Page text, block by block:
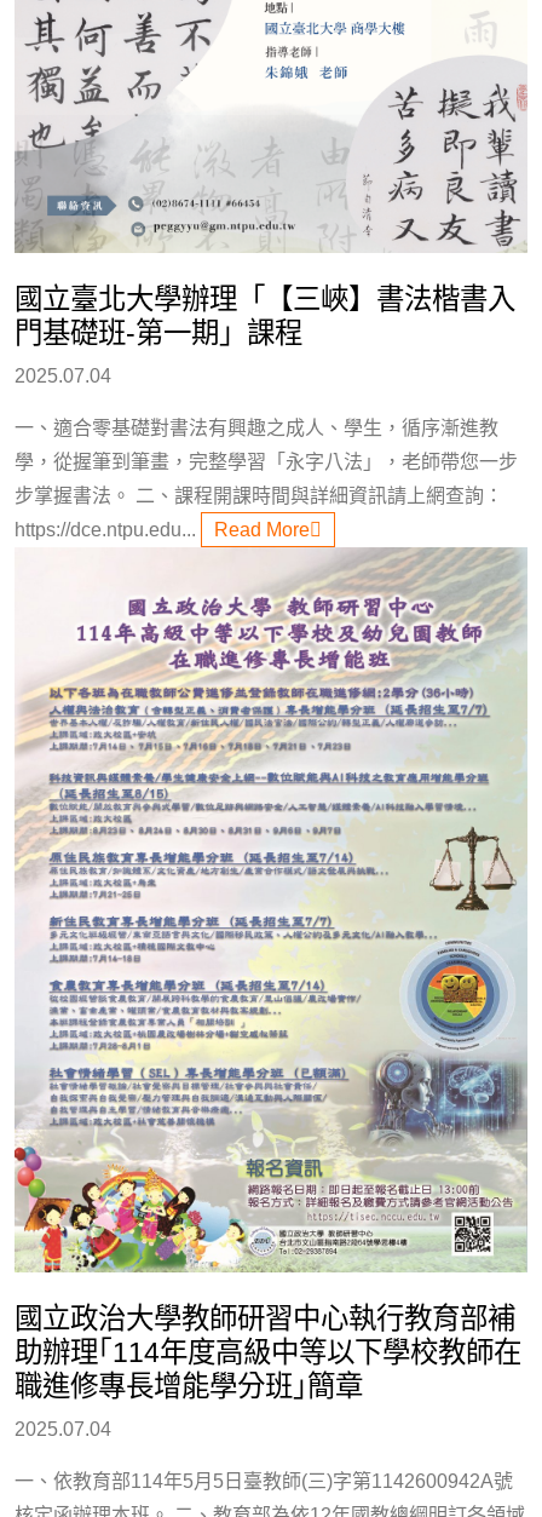
國立臺北大學辦理「【三峽】書法楷書入
門基礎班-第一期」課程
2025.07.04
一、適合零基礎對書法有興趣之成人、學生，循序漸進教
學，從握筆到筆畫，完整學習「永字八法」，老師帶您一步
步掌握書法。 二、課程開課時間與詳細資訊請上網查詢：
https://dce.ntpu.edu...
Read More
國立政治大學教師研習中心執行教育部補
助辦理｢114年度高級中等以下學校教師在
職進修專長增能學分班｣簡章
2025.07.04
一、依教育部114年5月5日臺教師(三)字第1142600942A號